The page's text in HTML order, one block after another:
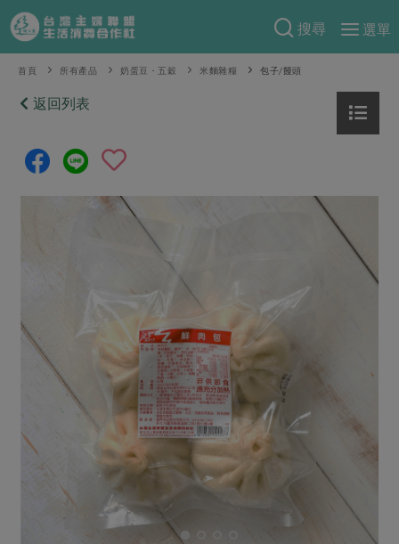
搜尋
選單
產品分類
當季蔬果
芽苗類
辛香料類
肉品・水產
水產
水畜加工品
調理食材・點心
調味醬料/南北貨
食譜料理
食材
蔬食
蛋料理
料理方式
烘焙．點心
特別企畫
預購活動
把最好的台灣味帶回家！
防災用品預購圓滿結束
2026年端午節預購圓滿結束
更多預購活動
當季產品
合作25-經典快閃最後一週
合作25-精選產品第四彈
合作25-精選產品第三彈
更多當季產品
綠主張
合作聯合國
產品故事 生活提案
樂齡生活 親子食育
關注議題
減硝酸鹽 惜食
非基改運動
關於我們
合作社組織
員工與求才
產品檢驗
自主把關
檢驗報告
首頁 所有產品 奶蛋豆・五穀 米麵雜糧 包子/饅頭
返回列表